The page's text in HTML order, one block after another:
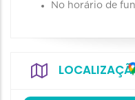
No horário de